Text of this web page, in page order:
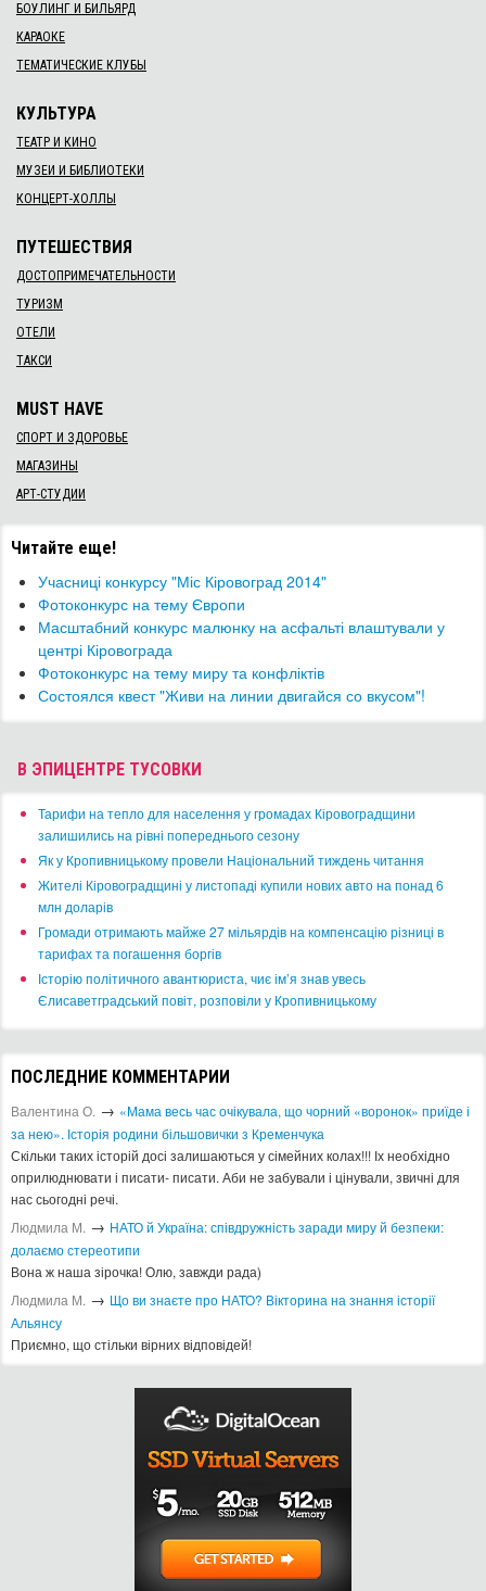
БОУЛИНГ И БИЛЬЯРД
КАРАОКЕ
ТЕМАТИЧЕСКИЕ КЛУБЫ
КУЛЬТУРА
ТЕАТР И КИНО
МУЗЕИ И БИБЛИОТЕКИ
КОНЦЕРТ-ХОЛЛЫ
ПУТЕШЕСТВИЯ
ДОСТОПРИМЕЧАТЕЛЬНОСТИ
ТУРИЗМ
ОТЕЛИ
ТАКСИ
MUST HAVE
СПОРТ И ЗДОРОВЬЕ
МАГАЗИНЫ
АРТ-СТУДИИ
Читайте еще!
Учасниці конкурсу "Міс Кіровоград 2014"
Фотоконкурс на тему Європи
Масштабний конкурс малюнку на асфальті влаштували у
центрі Кіровограда
Фотоконкурс на тему миру та конфліктів
Состоялся квест "Живи на линии двигайся со вкусом"!
В ЭПИЦЕНТРЕ ТУСОВКИ
​Тарифи на тепло для населення у громадах Кіровоградщини
залишились на рівні попереднього сезону
​Як у Кропивницькому провели Національний тиждень читання
​Жителі Кіровоградщині у листопаді купили нових авто на понад 6
млн доларів
​Громади отримають майже 27 мільярдів на компенсацію різниці в
тарифах та погашення боргів
Історію політичного авантюриста, чиє ім’я знав увесь
Єлисаветградський повіт, розповіли у Кропивницькому
ПОСЛЕДНИЕ КОММЕНТАРИИ
Валентина О. → «Мама весь час очікувала, що чорний «воронок» приїде і
за нею». Історія родини більшовички з Кременчука
Скільки таких історій досі залишаються у сімейних колах!!! Іх необхідно
оприлюднювати і писати- писати. Аби не забували і цінували, звичні для
нас сьогодні речі.
Людмила М. → ​НАТО й Україна: співдружність заради миру й безпеки:
долаємо стереотипи
Вона ж наша зірочка! Олю, завжди рада)
Людмила М. → Що ви знаєте про НАТО? Вікторина на знання історії
Альянсу ​
Приємно, що стільки вірних відповідей!